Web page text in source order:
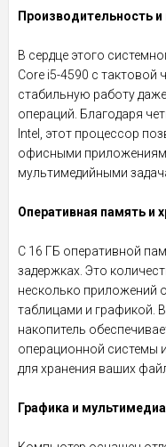
Производительность
В сердце этого
Core i5-4590 с тактовой
стабильную работу
операций. Благодаря
Intel, этот процессор
офисными
мультимедийными
Оперативная память и
С 16 ГБ оперативной
задержках. Это
несколько приложений
таблицами и графикой.
накопитель
операционной системы
для хранения ваших
Графика и мультимедиа